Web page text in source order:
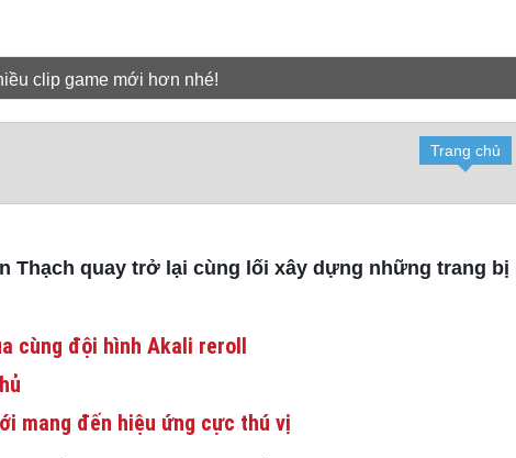
clip game mới hơn nhé!
Trang chủ
Thạch quay trở lại cùng lối xây dựng những trang bị
cùng đội hình Akali reroll
mang đến hiệu ứng cực thú vị